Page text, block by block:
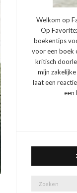
Welkom op
Op
boekentips
voor een boek
kritisch
mijn
laat een
een
Zoek